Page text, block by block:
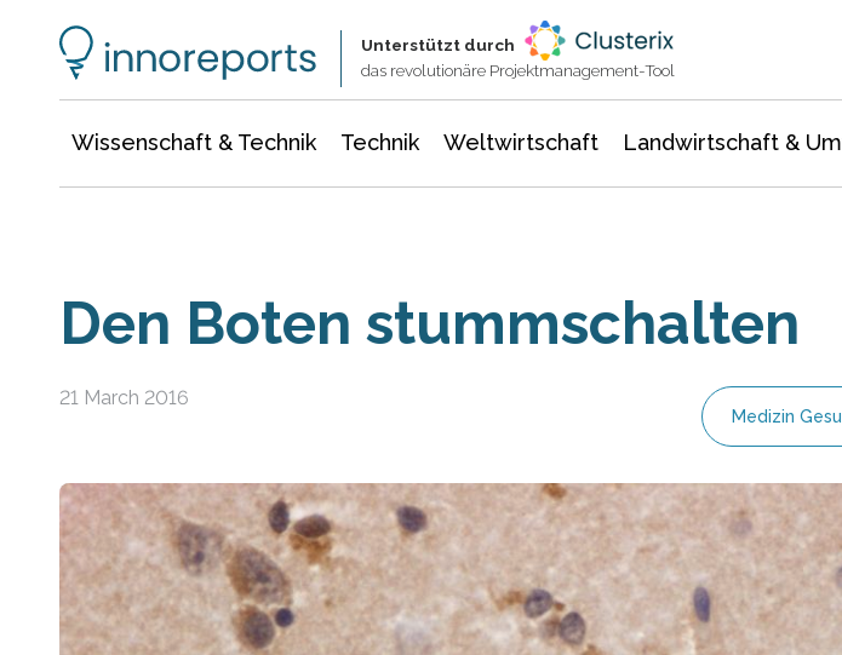
Unterstützt durch
das revolutionäre Projektmanagement-Tool
Wissenschaft & Technik Technik Weltwirtschaft Landwirtschaft &
Den Boten stummschalten
21 March 2016
Medizin